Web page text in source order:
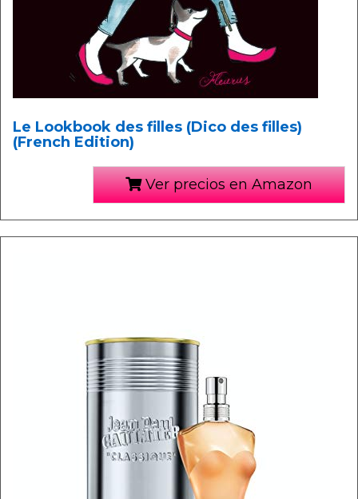
Le Lookbook des filles (Dico des filles)
(French Edition)
Ver precios en Amazon